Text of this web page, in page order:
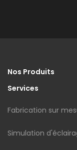
Nos Produits
Services
Fabrication sur
Simulation